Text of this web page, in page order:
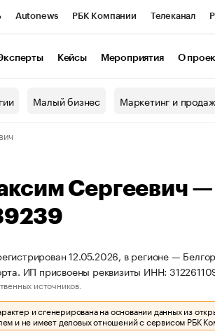
Autonews РБК Компании Телеканал
Кейсы Мероприятия О
Малый бизнес Маркетинг и
Сергеевич
12.05.2026, в регионе —
ИП присвоены реквизиты ИНН:
источников.
и сгенерирована на основании данных из
и не имеет деловых отношений с сервисом РБК